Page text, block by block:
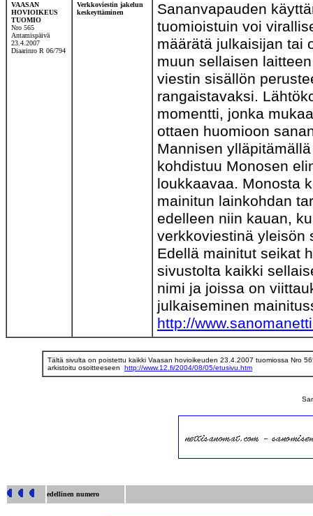
VAASAN
HOVIOIKEUS
TUOMIO
Nro 565
Antamispäivä
23.4.2007
Diaarinro R 06/794
Verkkoviestin jakelun
keskeyttäminen
Sananvapauden
tuomioistuin voi
määrätä julkaisijan tai
muun sellaisen
viestin sisällön
rangaistavaksi.
momentti, jonka
ottaen huomioon
Mannisen
kohdistuu Monosen
loukkaavaa. Monosta
mainitun lainkohdan
edelleen niin kauan,
verkkoviestinä yleisön
Edellä mainitut seikat
sivustolta kaikki
nimi ja joissa on
julkaiseminen
http://
Tältä sivulta on poistettu kaikki Vaasan hovioikeuden 23.4.2007 tuomiossa Nro
arkistoitu osoitteeseen http://www.12.fi/2004/08/05/etusivu.htm
edellinen numero